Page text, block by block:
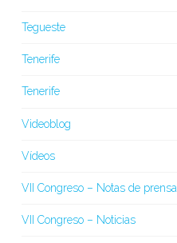
Tegueste
Tenerife
Tenerife
Videoblog
Vídeos
VII Congreso – Notas de prensa
VII Congreso – Noticias